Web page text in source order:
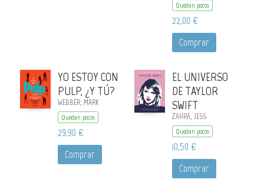
Quedan pocos
22,00 €
Comprar
YO ESTOY CON
PULP, ¿Y TÚ?
WEBBER, MARK
Quedan pocos
29,90 €
Comprar
EL UNIVERSO
DE TAYLOR
SWIFT
ZAHRA, JESS
Quedan pocos
10,50 €
Comprar